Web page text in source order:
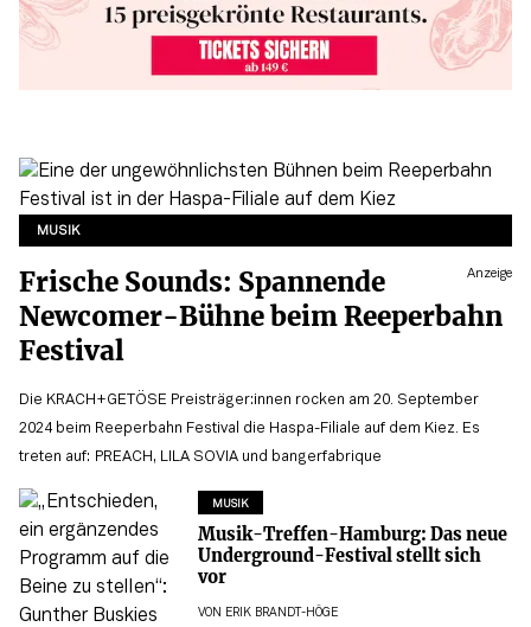
MUSIK
Anzeige
Frische Sounds: Spannende
Newcomer-Bühne beim Reeperbahn
Festival
Die KRACH+GETÖSE Preisträger:innen rocken am 20. September
2024 beim Reeperbahn Festival die Haspa-Filiale auf dem Kiez. Es
treten auf: PREACH, LILA SOVIA und bangerfabrique
MUSIK
Musik-Treffen-Hamburg: Das neue
Underground-Festival stellt sich
vor
VON ERIK BRANDT-HÖGE